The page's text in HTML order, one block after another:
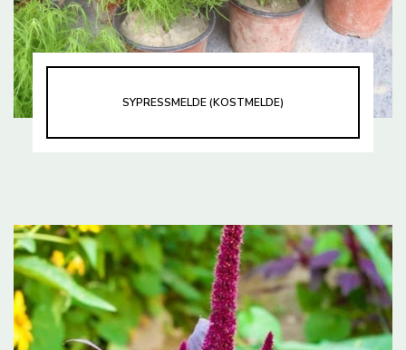
SYPRESSMELDE (KOSTMELDE)